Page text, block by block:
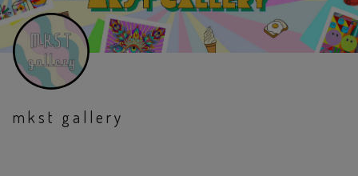
mkst gallery